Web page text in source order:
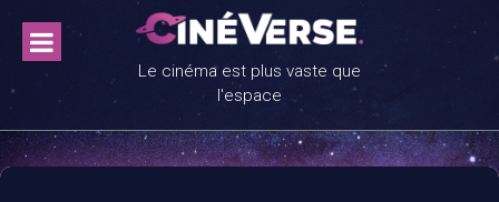
content
Le cinéma est plus vaste que
l'espace